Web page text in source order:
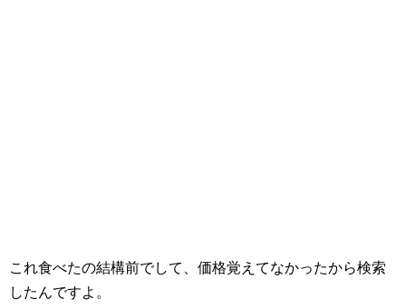
これ食べたの結構前でして、価格覚えてなかったから検索
したんですよ。